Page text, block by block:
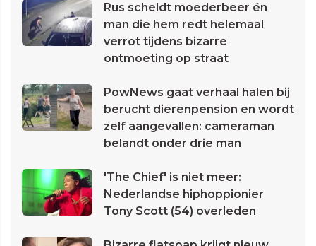
Rus scheldt moederbeer én
man die hem redt helemaal
verrot tijdens bizarre
ontmoeting op straat
PowNews gaat verhaal halen bij
berucht dierenpension en wordt
zelf aangevallen: cameraman
belandt onder drie man
'The Chief' is niet meer:
Nederlandse hiphoppionier
Tony Scott (54) overleden